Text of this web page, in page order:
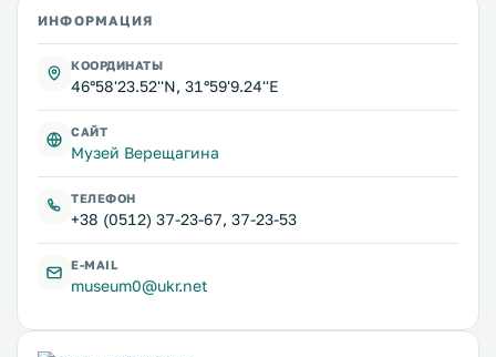
ИНФОРМАЦИЯ
КООРДИНАТЫ
46°58'23.52''N, 31°59'9.24''E
САЙТ
Музей Верещагина
ТЕЛЕФОН
+38 (0512) 37-23-67, 37-23-53
E-MAIL
museum0@ukr.net